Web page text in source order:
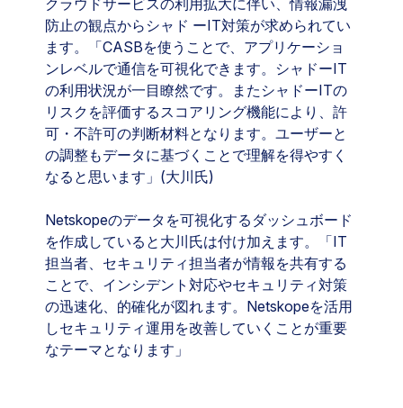
クラウドサービスの利用拡大に伴い、情報漏洩
防止の観点からシャド ーIT対策が求められてい
ます。「CASBを使うことで、アプリケーショ
ンレベルで通信を可視化できます。シャドーIT
の利用状況が一目瞭然です。またシャドーITの
リスクを評価するスコアリング機能により、許
可・不許可の判断材料となります。ユーザーと
の調整もデータに基づくことで理解を得やすく
なると思います」(大川氏)
Netskopeのデータを可視化するダッシュボード
を作成していると大川氏は付け加えます。「IT
担当者、セキュリティ担当者が情報を共有する
ことで、インシデント対応やセキュリティ対策
の迅速化、的確化が図れます。Netskopeを活用
しセキュリティ運用を改善していくことが重要
なテーマとなります」